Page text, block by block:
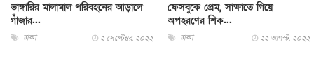
ভাঙ্গারির মালামাল পরিবহনের আড়ালে
গাঁজার...
ঢাকা ২ সেপ্টেম্বর, ২০২২
ফেসবুকে প্রেম, সাক্ষাতে গিয়ে
অপহরণের শিক...
ঢাকা ২২ আগস্ট, ২০২২